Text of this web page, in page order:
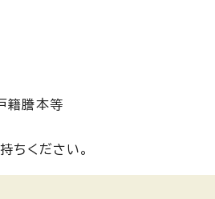
籍謄本等
ちください。